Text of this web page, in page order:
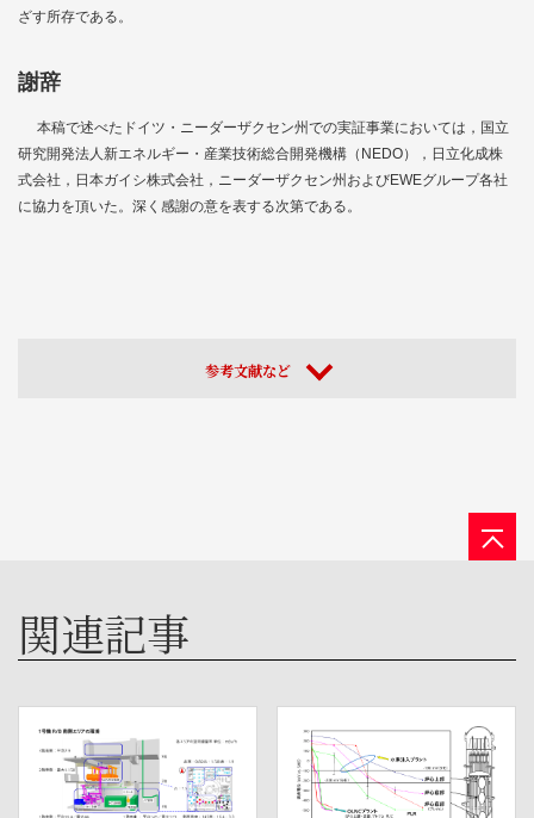
ざす所存である。
謝辞
本稿で述べたドイツ・ニーダーザクセン州での実証事業においては，国立
研究開発法人新エネルギー・産業技術総合開発機構（NEDO），日立化成株
式会社，日本ガイシ株式会社，ニーダーザクセン州およびEWEグループ各社
に協力を頂いた。深く感謝の意を表する次第である。
参考文献など
関連記事